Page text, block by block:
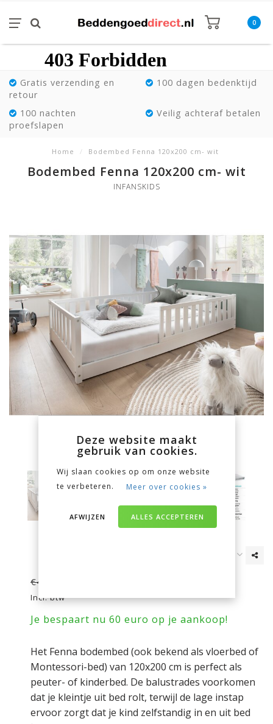
0
Gratis verzending en
retour
100 dagen bedenktijd
100 nachten
proefslapen
Veilig achteraf betalen
Home / Bodembed Fenna 120x200 cm- wit
Bodembed Fenna 120x200 cm- wit
INFANSKIDS
€449,00
Incl. btw
Je bespaart nu 60 euro op je aankoop!
Het Fenna bodembed (ook bekend als vloerbed of
Montessori-bed) van 120x200 cm is perfect als
peuter- of kinderbed. De balustrades voorkomen
dat je kleintje uit bed rolt, terwijl de lage instap
ervoor zorgt dat je kind zelfstandig in en uit bed
Deze website maakt
gebruik van cookies.
Wij slaan cookies op om onze website
te verbeteren.
Meer over cookies »
ALLES ACCEPTEREN
AFWIJZEN